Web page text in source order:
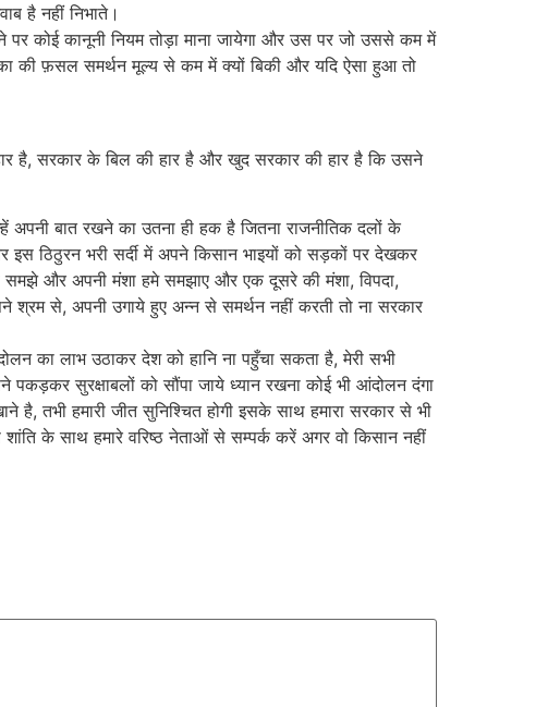
है नहीं निभाते।
कोई कानूनी नियम तोड़ा माना जायेगा और उस पर जो उससे कम में
की फ़सल समर्थन मूल्य से कम में क्यों बिकी और यदि ऐसा हुआ तो
है, सरकार के बिल की हार है और खुद सरकार की हार है कि उसने
अपनी बात रखने का उतना ही हक है जितना राजनीतिक दलों के
इस ठिठुरन भरी सर्दी में अपने किसान भाइयों को सड़कों पर देखकर
समझे और अपनी मंशा हमे समझाए और एक दूसरे की मंशा, विपदा,
से, अपनी उगाये हुए अन्न से समर्थन नहीं करती तो ना सरकार
का लाभ उठाकर देश को हानि ना पहुँचा सकता है, मेरी सभी
सुरक्षाबलों को सौंपा जाये ध्यान रखना कोई भी आंदोलन दंगा
तभी हमारी जीत सुनिश्चित होगी इसके साथ हमारा सरकार से भी
के साथ हमारे वरिष्ठ नेताओं से सम्पर्क करें अगर वो किसान नहीं